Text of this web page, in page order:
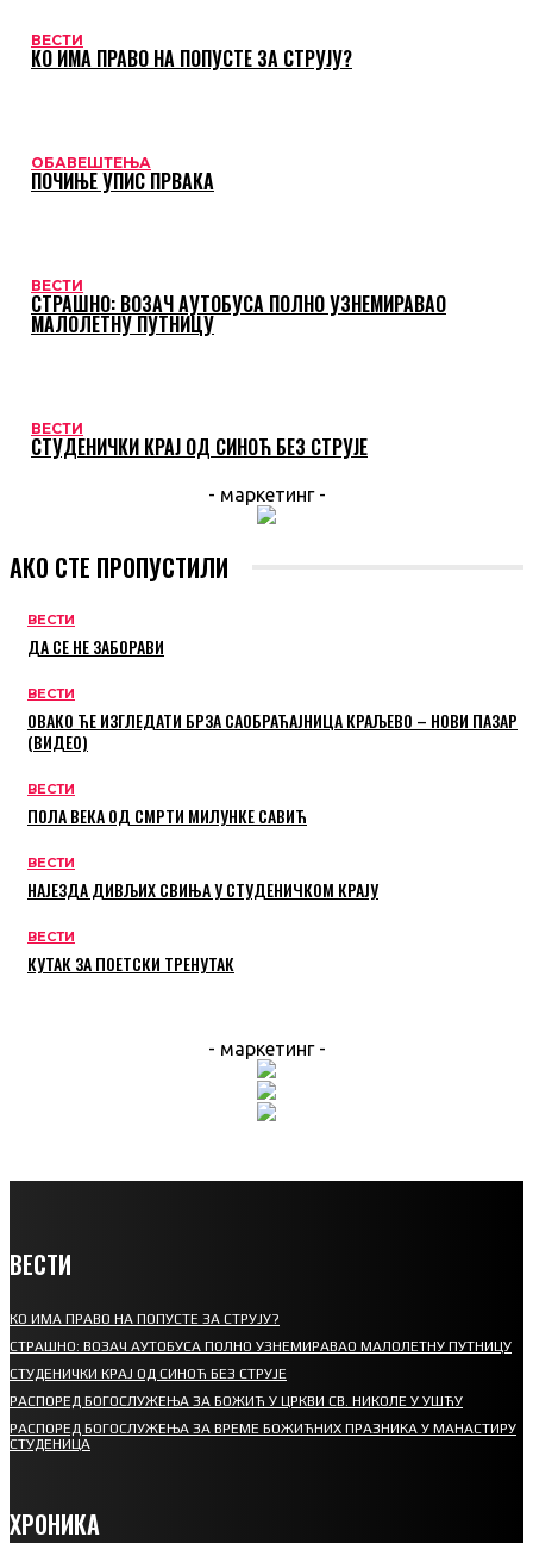
ВЕСТИ
КО ИМА ПРАВО НА ПОПУСТЕ ЗА СТРУЈУ?
ОБАВЕШТЕЊА
ПОЧИЊЕ УПИС ПРВАКА
ВЕСТИ
СТРАШНО: ВОЗАЧ АУТОБУСА ПОЛНО УЗНЕМИРАВАО
МАЛОЛЕТНУ ПУТНИЦУ
ВЕСТИ
СТУДЕНИЧКИ КРАЈ ОД СИНОЋ БЕЗ СТРУЈЕ
- маркетинг -
АКО СТЕ ПРОПУСТИЛИ
ВЕСТИ
ДА СЕ НЕ ЗАБОРАВИ
ВЕСТИ
ОВАКО ЋЕ ИЗГЛЕДАТИ БРЗА САОБРАЋАЈНИЦА КРАЉЕВО – НОВИ ПАЗАР
(ВИДЕО)
ВЕСТИ
ПОЛА ВЕКА ОД СМРТИ МИЛУНКЕ САВИЋ
ВЕСТИ
НАЈЕЗДА ДИВЉИХ СВИЊА У СТУДЕНИЧКОМ КРАЈУ
ВЕСТИ
КУТАК ЗА ПОЕТСКИ ТРЕНУТАК
- маркетинг -
ВЕСТИ
КО ИМА ПРАВО НА ПОПУСТЕ ЗА СТРУЈУ?
СТРАШНО: ВОЗАЧ АУТОБУСА ПОЛНО УЗНЕМИРАВАО МАЛОЛЕТНУ ПУТНИЦУ
СТУДЕНИЧКИ КРАЈ ОД СИНОЋ БЕЗ СТРУЈЕ
РАСПОРЕД БОГОСЛУЖЕЊА ЗА БОЖИЋ У ЦРКВИ СВ. НИКОЛЕ У УШЋУ
РАСПОРЕД БОГОСЛУЖЕЊА ЗА ВРЕМЕ БОЖИЋНИХ ПРАЗНИКА У МАНАСТИРУ
СТУДЕНИЦА
ХРОНИКА